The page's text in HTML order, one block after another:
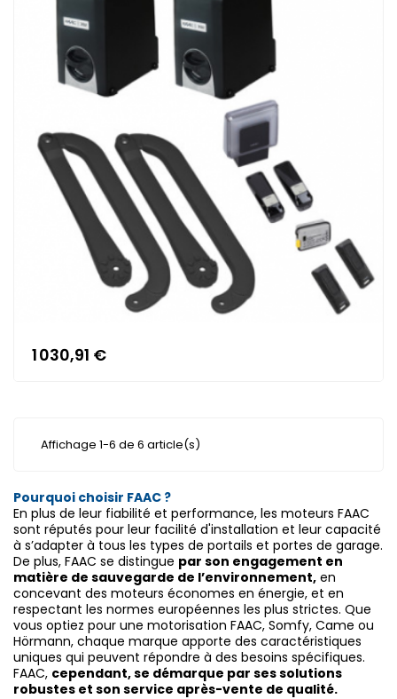
1 030,91 €
Affichage 1-6 de 6 article(s)
Pourquoi choisir FAAC ?
En plus de leur fiabilité et performance, les moteurs FAAC
sont réputés pour leur facilité d'installation et leur capacité
à s’adapter à tous les types de portails et portes de garage.
De plus, FAAC se distingue par son engagement en
matière de sauvegarde de l’environnement, en
concevant des moteurs économes en énergie, et en
respectant les normes européennes les plus strictes. Que
vous optiez pour une motorisation FAAC, Somfy, Came ou
Hörmann, chaque marque apporte des caractéristiques
uniques qui peuvent répondre à des besoins spécifiques.
FAAC, cependant, se démarque par ses solutions
robustes et son service après-vente de qualité.